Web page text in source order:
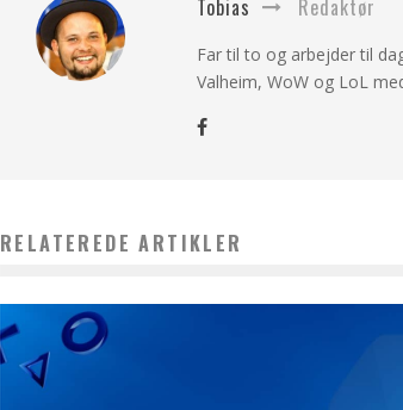
Tobias Redaktør
Far til to og arbejder til
Valheim, WoW og LoL
RELATEREDE ARTIKLER